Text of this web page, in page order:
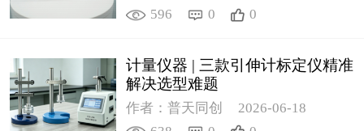
596
0 0
计量仪器 | 三款引伸计标定仪精准
解决选型难题
作者：普天同创
2026-06-18